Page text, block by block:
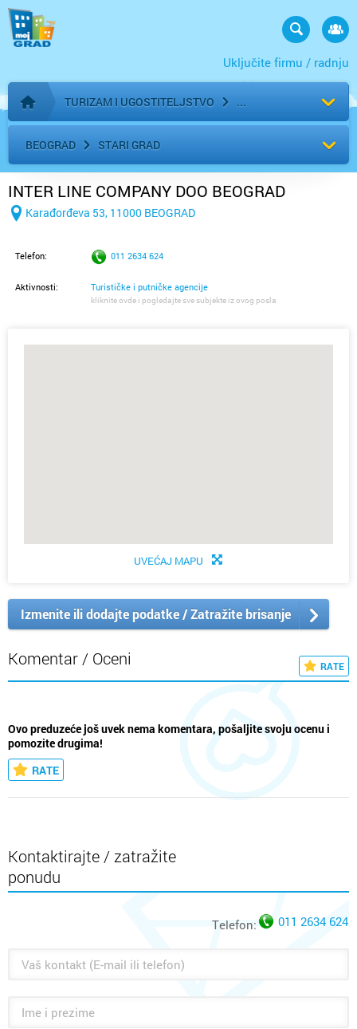
Uključite firmu / radnju
Početna stranica
TURIZAM I UGOSTITELJSTVO
BEOGRAD STARI GRAD
INTER LINE COMPANY DOO BEOGRAD
Karađorđeva 53, 11000 BEOGRAD
Telefon: 011 2634 624
Aktivnosti: Turističke i putničke agencije
kliknite ovde i pogledajte sve subjekte iz ovog posla
UVEĆAJ MAPU
Izmenite ili dodajte podatke / Zatražite brisanje
Komentar / Oceni RATE
Ovo preduzeće još uvek nema komentara, pošaljite svoju ocenu i
pomozite drugima!
RATE
Kontaktirajte / zatražite
ponudu
Telefon: 011 2634 624